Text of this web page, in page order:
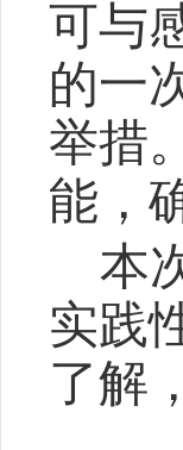
可与
的一
举措
能，
本
实践
了解